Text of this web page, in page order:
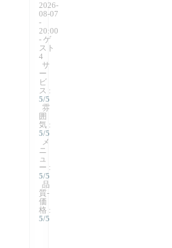
2026-
08-07
-
20:00
- ゲ
スト
4
サ
ー
ビ
ス :
5/5
雰
囲
気 :
5/5
メ
ニ
ュ
ー :
5/5
品
質-
価
格 :
5/5